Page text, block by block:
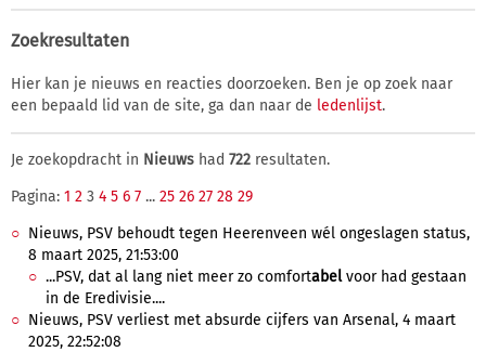
Zoekresultaten
Hier kan je nieuws en reacties doorzoeken. Ben je op zoek naar
een bepaald lid van de site, ga dan naar de ledenlijst.
Je zoekopdracht in Nieuws had 722 resultaten.
Pagina: 1 2 3 4 5 6 7 ... 25 26 27 28 29
Nieuws, PSV behoudt tegen Heerenveen wél ongeslagen status,
8 maart 2025, 21:53:00
...PSV, dat al lang niet meer zo comfortabelvoor had gestaan
in de Eredivisie....
Nieuws, PSV verliest met absurde cijfers van Arsenal, 4 maart
2025, 22:52:08